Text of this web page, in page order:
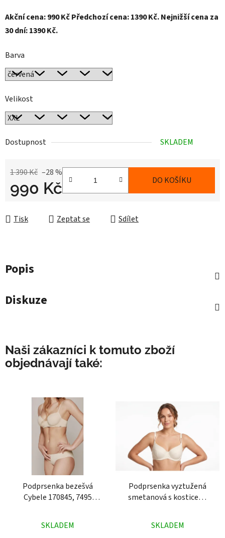
Akční cena: 990 Kč Předchozí cena: 1390 Kč. Nejnižší cena za
30 dní: 1390 Kč.
Barva
Velikost
Dostupnost SKLADEM
1 390 Kč –28 %
990 Kč DO KOŠÍKU
Tisk Zeptat se Sdílet
Popis
Diskuze
Naši zákazníci k tomuto zboží
objednávají také:
Podprsenka bezešvá
Cybele 170845, 7495
hodnocení
SKLADEM
Podprsenka vyztužená
smetanová s kosticemi
hodnocení
SKLADEM